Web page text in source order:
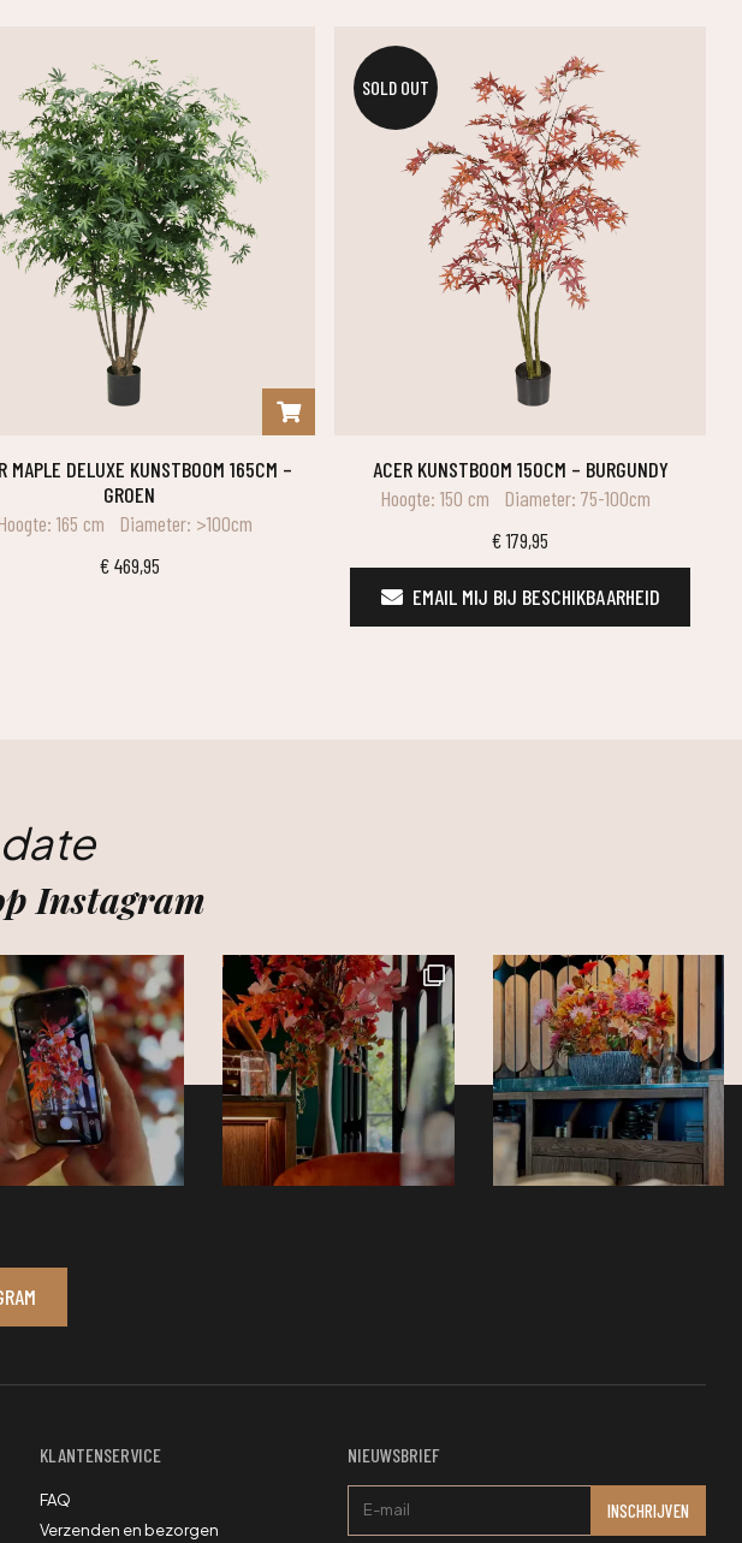
GROEN
Hoogte: 165 cm
Diameter: >100cm
€ 469,95
SOLD OUT
ACER KUNSTBOOM 150CM – BURGUNDY
Hoogte: 150 cm
Diameter: 75-100cm
€179,95
EMAIL MIJ BIJ BESCHIKBAARHEID
Instagram
KLANTENSERVICE
FAQ
Verzenden en bezorgen
NIEUWSBRIEF